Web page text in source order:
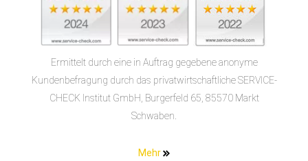
Ermittelt durch eine in Auftrag gegebene anonyme
Kundenbefragung durch das privatwirtschaftliche SERVICE-
CHECK Institut GmbH, Burgerfeld 65, 85570 Markt
Schwaben.
Mehr